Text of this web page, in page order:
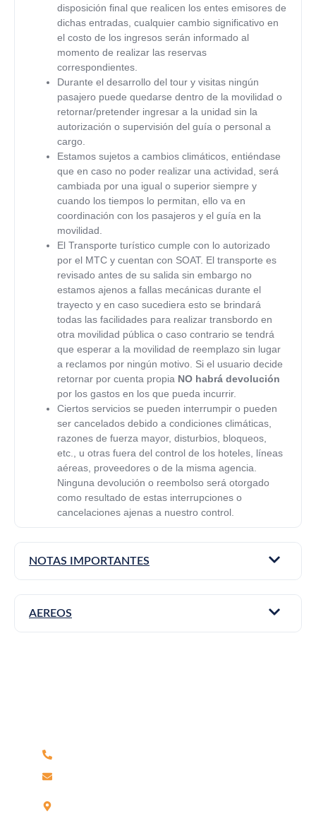
disposición final que realicen los entes emisores de
dichas entradas, cualquier cambio significativo en
el costo de los ingresos serán informado al
momento de realizar las reservas
correspondientes.
Durante el desarrollo del tour y visitas ningún
pasajero puede quedarse dentro de la movilidad o
retornar/pretender ingresar a la unidad sin la
autorización o supervisión del guía o personal a
cargo.
Estamos sujetos a cambios climáticos, entiéndase
que en caso no poder realizar una actividad, será
cambiada por una igual o superior siempre y
cuando los tiempos lo permitan, ello va en
coordinación con los pasajeros y el guía en la
movilidad.
El Transporte turístico cumple con lo autorizado
por el MTC y cuentan con SOAT. El transporte es
revisado antes de su salida sin embargo no
estamos ajenos a fallas mecánicas durante el
trayecto y en caso sucediera esto se brindará
todas las facilidades para realizar transbordo en
otra movilidad pública o caso contrario se tendrá
que esperar a la movilidad de reemplazo sin lugar
a reclamos por ningún motivo. Si el usuario decide
retornar por cuenta propia NO habrá devolución
por los gastos en los que pueda incurrir.
Ciertos servicios se pueden interrumpir o pueden
ser cancelados debido a condiciones climáticas,
razones de fuerza mayor, disturbios, bloqueos,
etc., u otras fuera del control de los hoteles, líneas
aéreas, proveedores o de la misma agencia.
Ninguna devolución o reembolso será otorgado
como resultado de estas interrupciones o
cancelaciones ajenas a nuestro control.
NOTAS IMPORTANTES
AEREOS